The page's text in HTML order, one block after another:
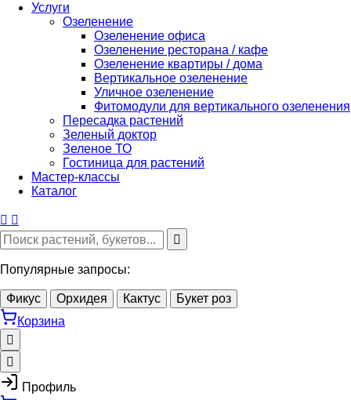
Услуги
Озеленение
Озеленение офиса
Озеленение ресторана / кафе
Озеленение квартиры / дома
Вертикальное озеленение
Уличное озеленение
Фитомодули для вертикального озеленения
Пересадка растений
Зеленый доктор
Зеленое ТО
Гостиница для растений
Мастер-классы
Каталог
Популярные запросы:
Фикус Орхидея Кактус
Букет роз
Корзина
Профиль